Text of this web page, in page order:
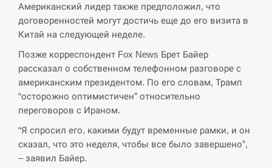
Біля українського літака в аеропорту Лейпцига
виявили дрон, ймовірно, з…
СЕРПЕНЬ
13:23
“Они должны быть уничтожены”: в МИДе
ответили, как отреагируют на…
СЕРПЕНЬ
Тайвань проводить найбільші військові
навчання на тлі загрози вторгнення з…
Американский лидер также предположил, что
договоренностей могут достичь еще до его визита в
Китай на следующей неделе.
Позже корреспондент Fox News Брет Байер
рассказал о собственном телефонном разговоре с
американским президентом. По его словам, Трамп
“осторожно оптимистичен” относительно
переговоров с Ираном.
“Я спросил его, какими будут временные рамки, и он
сказал, что это неделя, чтобы все было завершено”,
– заявил Байер.